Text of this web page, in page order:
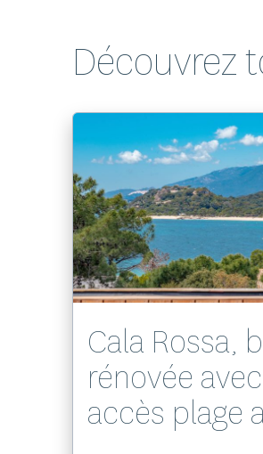
Découvrez
Voir le
Cala Rossa,
rénovée
accès plage